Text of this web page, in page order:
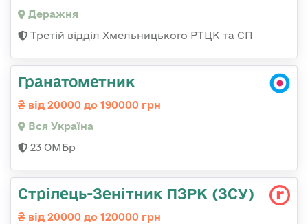
Деражня
Третій відділ Хмельницького РТЦК та СП
Гранатометник
від 20000 до 190000 грн
Вся Україна
23 ОМБр
Стрілець-Зенітник ПЗРК (ЗСУ)
від 20000 до 120000 грн